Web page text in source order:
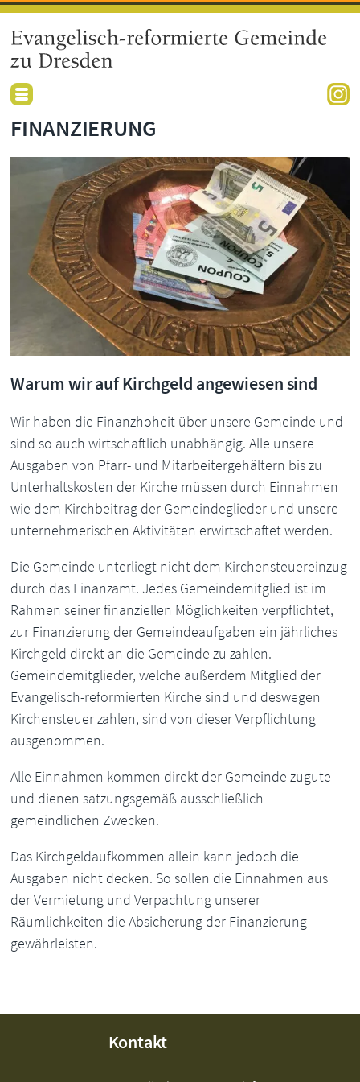
FINANZIERUNG
Warum wir auf Kirchgeld angewiesen sind
Wir haben die Finanzhoheit über unsere Gemeinde und
sind so auch wirtschaftlich unabhängig. Alle unsere
Ausgaben von Pfarr- und Mitarbeitergehältern bis zu
Unterhaltskosten der Kirche müssen durch Einnahmen
wie dem Kirchbeitrag der Gemeindeglieder und unsere
unternehmerischen Aktivitäten erwirtschaftet werden.
Die Gemeinde unterliegt nicht dem Kirchensteuereinzug
durch das Finanzamt. Jedes Gemeindemitglied ist im
Rahmen seiner finanziellen Möglichkeiten verpflichtet,
zur Finanzierung der Gemeindeaufgaben ein jährliches
Kirchgeld direkt an die Gemeinde zu zahlen.
Gemeindemitglieder, welche außerdem Mitglied der
Evangelisch-reformierten Kirche sind und deswegen
Kirchensteuer zahlen, sind von dieser Verpflichtung
ausgenommen.
Alle Einnahmen kommen direkt der Gemeinde zugute
und dienen satzungsgemäß ausschließlich
gemeindlichen Zwecken.
Das Kirchgeldaufkommen allein kann jedoch die
Ausgaben nicht decken. So sollen die Einnahmen aus
der Vermietung und Verpachtung unserer
Räumlichkeiten die Absicherung der Finanzierung
gewährleisten.
Kontakt